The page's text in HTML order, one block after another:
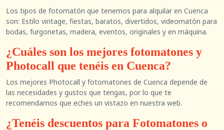
Los tipos de fotomatón que tenemos para alquilar en Cuenca
son: Estilo vintage, fiestas, baratos, divertidos, videomatón para
bodas, furgonetas, madera, eventos, originales y en máquina.
¿Cuáles son los mejores fotomatones y
Photocall que tenéis en Cuenca?
Los mejores Photocall y fotomatones de Cuenca depende de
las necesidades y gustos que tengas, por lo que te
recomendamos que eches un vistazo en nuestra web.
¿Tenéis descuentos para Fotomatones o